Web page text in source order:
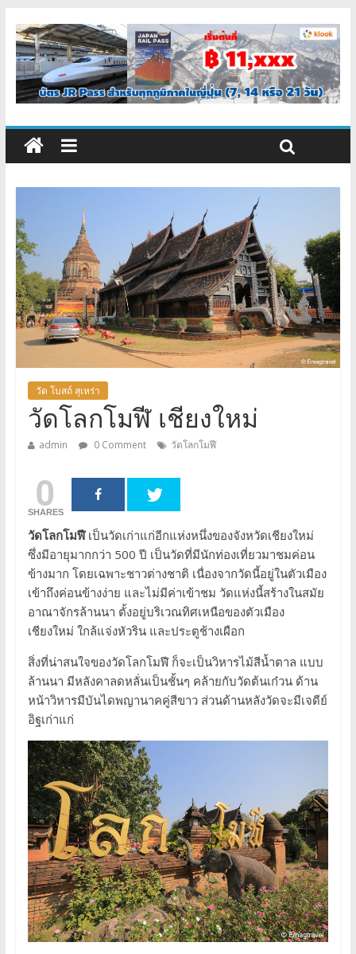
วัด โบสถ์ สุเหร่า
วัดโลกโมฬี เชียงใหม่
admin 0 Comment วัดโลกโมฬี
0
SHARES
วัดโลกโมฬีเป็นวัดเก่าแก่อีกแห่งหนึ่งของจังหวัดเชียงใหม่
ซึ่งมีอายุมากกว่า 500 ปี เป็นวัดที่มีนักท่องเที่ยวมาชมค่อน
ข้างมาก โดยเฉพาะชาวต่างชาติ เนื่องจากวัดนี้อยู่ในตัวเมือง
เข้าถึงค่อนข้างง่าย และไม่มีค่าเข้าชม วัดแห่งนี้สร้างในสมัย
อาณาจักรล้านนา ตั้งอยู่บริเวณทิศเหนือของตัวเมือง
เชียงใหม่ ใกล้แจ่งหัวริน และประตูช้างเผือก
สิ่งที่น่าสนใจของวัดโลกโมฬี ก็จะเป็นวิหารไม้สีน้ำตาล แบบ
ล้านนา มีหลังคาลดหลั่นเป็นชั้นๆ คล้ายกับวัดต้นเก๋วน ด้าน
หน้าวิหารมีบันไดพญานาคคู่สีขาว ส่วนด้านหลังวัดจะมีเจดีย์
อิฐเก่าแก่